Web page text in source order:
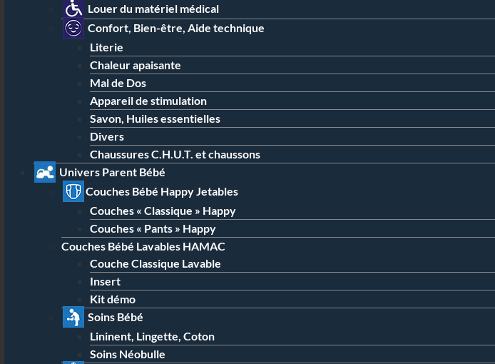
Louer du matériel médical
Confort, Bien-être, Aide technique
Literie
Chaleur apaisante
Mal de Dos
Appareil de stimulation
Savon, Huiles essentielles
Divers
Chaussures C.H.U.T. et chaussons
Univers Parent Bébé
Couches Bébé Happy Jetables
Couches « Classique » Happy
Couches « Pants » Happy
Couches Bébé Lavables HAMAC
Couche Classique Lavable
Insert
Kit démo
Soins Bébé
Lininent, Lingette, Coton
Soins Néobulle